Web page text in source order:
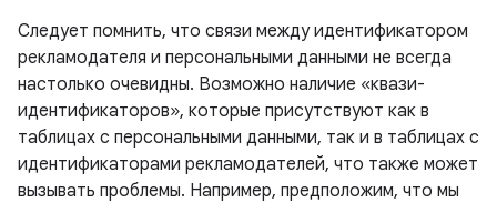
Следует помнить, что связи между идентификатором
рекламодателя и персональными данными не всегда
настолько очевидны. Возможно наличие «квази-
идентификаторов», которые присутствуют как в
таблицах с персональными данными, так и в таблицах с
идентификаторами рекламодателей, что также может
вызывать проблемы. Например, предположим, что мы